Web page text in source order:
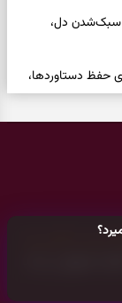
| نیت‌هایی برای سبک‌شدن دل،
۱۴۰۵ | کارت‌هایی برای حفظ دستاوردها،
ذکر معتبر برای
۱۴۰۵ | پیام‌هایی برای آرام‌کردن ذهن و
خبری سرگرمی روز